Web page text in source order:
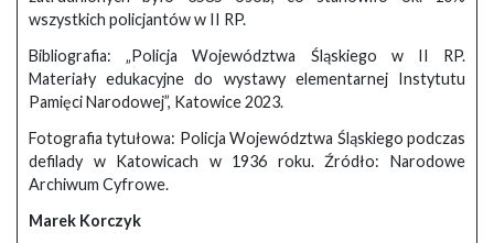
wszystkich policjantów w II RP.
Bibliografia: „Policja Województwa Śląskiego w II RP.
Materiały edukacyjne do wystawy elementarnej Instytutu
Pamięci Narodowej”, Katowice 2023.
Fotografia tytułowa: Policja Województwa Śląskiego podczas
defilady w Katowicach w 1936 roku. Źródło: Narodowe
Archiwum Cyfrowe.
Marek Korczyk